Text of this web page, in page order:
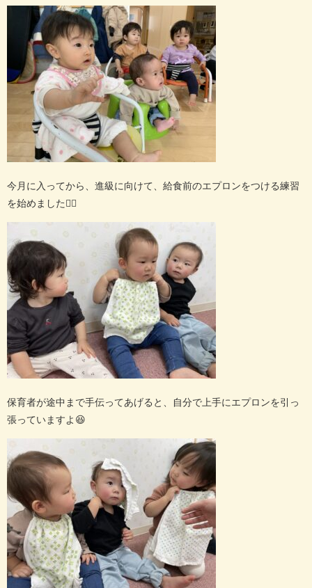
今月に入ってから、進級に向けて、給食前のエプロンをつける練習
を始めました🙆‍♀️
保育者が途中まで手伝ってあげると、自分で上手にエプロンを引っ
張っていますよ 😆